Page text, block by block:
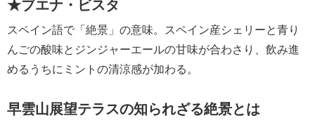
スペイン語で「絶景」の意味。スペイン産シェリーと青り
んごの酸味とジンジャーエールの甘味が合わさり、飲み進
めるうちにミントの清涼感が加わる。
早雲山展望テラスの知られざる絶景とは